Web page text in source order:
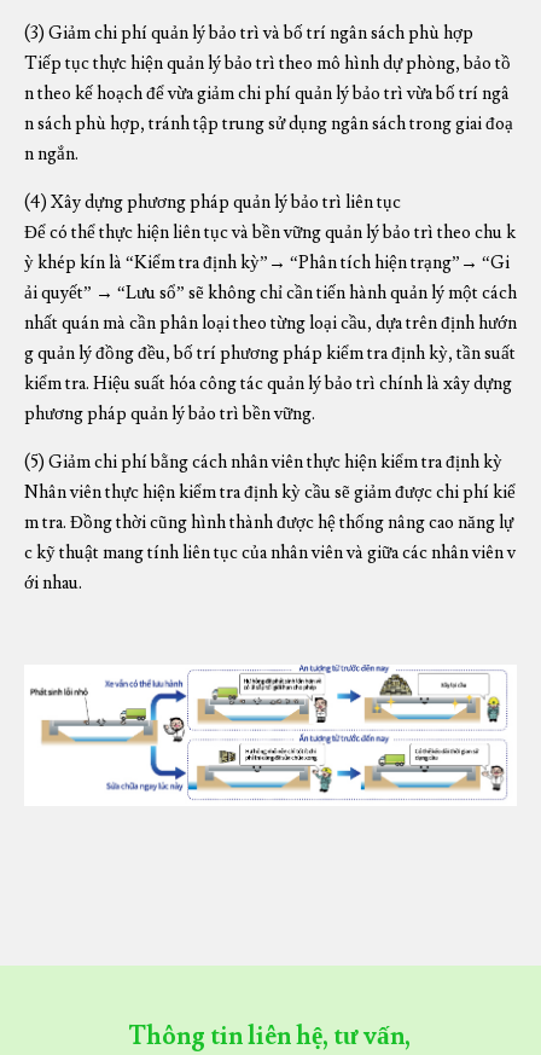
(3) Giảm chi phí quản lý bảo trì và bố trí ngân sách phù hợp
Tiếp tục thực hiện quản lý bảo trì theo mô hình dự phòng, bảo tồ
n theo kế hoạch để vừa giảm chi phí quản lý bảo trì vừa bố trí ngâ
n sách phù hợp, tránh tập trung sử dụng ngân sách trong giai đoạ
n ngắn.
(4) Xây dựng phương pháp quản lý bảo trì liên tục
Để có thể thực hiện liên tục và bền vững quản lý bảo trì theo chu k
ỳ khép kín là “Kiểm tra định kỳ”→ “Phân tích hiện trạng”→ “Gi
ải quyết” → “Lưu sổ” sẽ không chỉ cần tiến hành quản lý một cách
nhất quán mà cần phân loại theo từng loại cầu, dựa trên định hướn
g quản lý đồng đều, bố trí phương pháp kiểm tra định kỳ, tần suất
kiểm tra. Hiệu suất hóa công tác quản lý bảo trì chính là xây dựng
phương pháp quản lý bảo trì bền vững.
(5) Giảm chi phí bằng cách nhân viên thực hiện kiểm tra định kỳ
Nhân viên thực hiện kiểm tra định kỳ cầu sẽ giảm được chi phí kiể
m tra. Đồng thời cũng hình thành được hệ thống nâng cao năng lự
c kỹ thuật mang tính liên tục của nhân viên và giữa các nhân viên v
ới nhau.
Thông tin liên hệ, tư vấn,